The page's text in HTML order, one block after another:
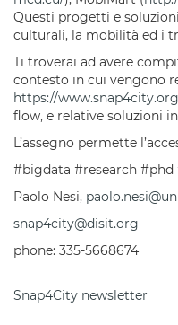
Questi progetti e
culturali, la mobilità ed i
Ti troverai ad avere
contesto in cui vengono
https://
flow, e relative soluzioni
L’assegno permette
#bigdata #research
Paolo Nesi,
snap4city@disit.org
phone: 335-5668674
Snap4City newsletter